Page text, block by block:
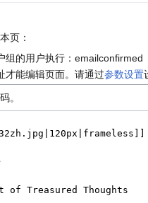
页：
组的用户执行：emailconfirmed
才能编辑页面。请通过参数设置
。